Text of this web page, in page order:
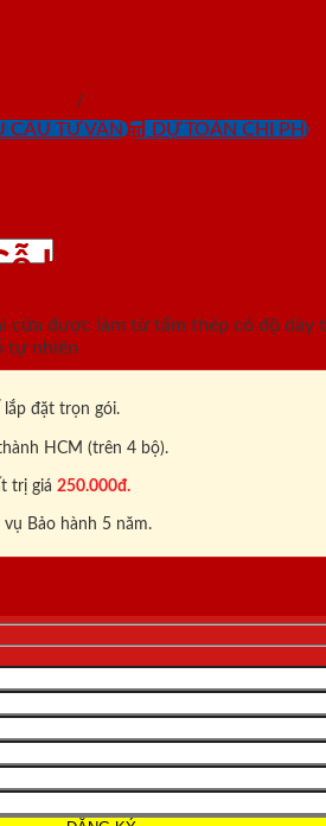
CẦU TƯ VẤN DỰ TOÁN CHI PHÍ
/
KD1.01
cửa được làm từ tấm thép có độ
tự nhiên
lắp đặt trọn gói.
HCM (trên 4 bộ).
trị giá 250.000đ.
Bảo hành 5 năm.